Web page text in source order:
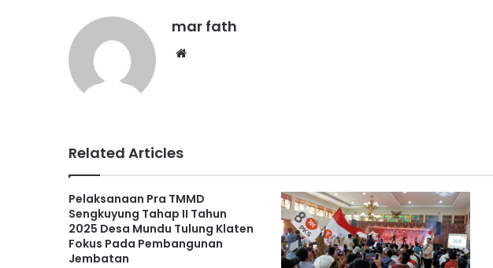
mar fath
Related Articles
Pelaksanaan Pra TMMD
Sengkuyung Tahap II Tahun
2025 Desa Mundu Tulung Klaten
Fokus Pada Pembangunan
Jembatan